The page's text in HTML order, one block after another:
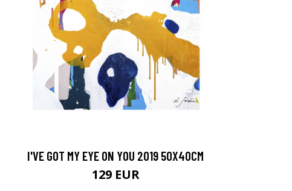
I'VE GOT MY EYE ON YOU 2019 50X40CM
129 EUR